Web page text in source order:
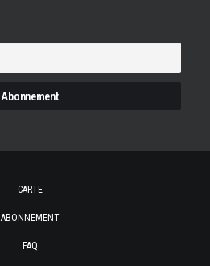
CARTE
ABONNEMENT
FAQ